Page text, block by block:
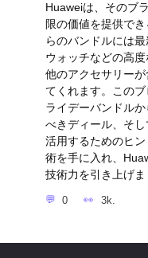
Huaweiは、そのブ
限の価値を提供で
らのバンドルには
ウォッチなどの高
他のアクセサリー
てくれます。この
ライデーバンドル
べきディール、そ
活用するためのヒ
術を手に入れ、
技術力を引き上げま
0 3k.